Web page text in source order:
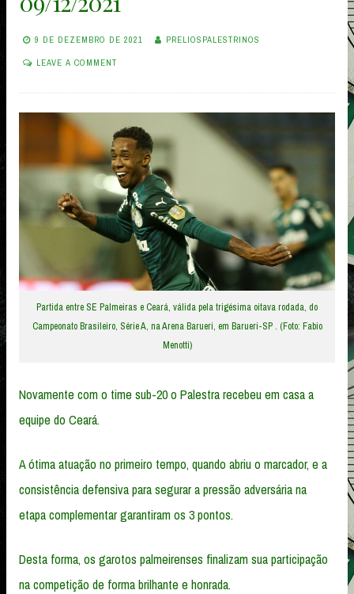
9 DE DEZEMBRO DE 2021 PRELIOSPALESTRINOS
LEAVE A COMMENT
Partida entre SE Palmeiras e Ceará, válida pela trigésima oitava rodada, do
Campeonato Brasileiro, Série A, na Arena Barueri, em Barueri-SP . (Foto: Fabio
Menotti)
Novamente com o time sub-20 o Palestra recebeu em casa a
equipe do Ceará.
A ótima atuação no primeiro tempo, quando abriu o marcador, e a
consistência defensiva para segurar a pressão adversária na
etapa complementar garantiram os 3 pontos.
Desta forma, os garotos palmeirenses finalizam sua participação
na competição de forma brilhante e honrada.